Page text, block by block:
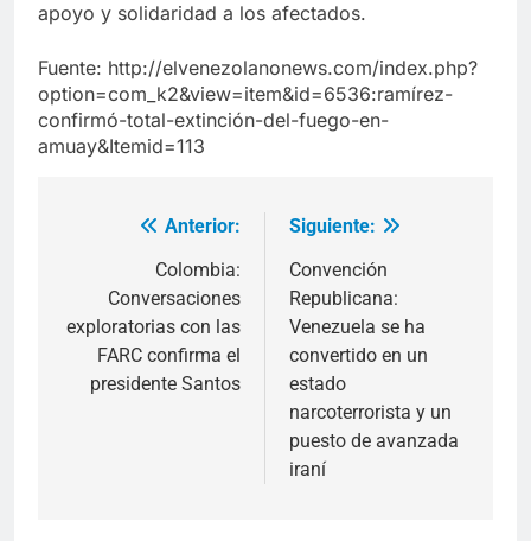
apoyo y solidaridad a los afectados.
Fuente: http://elvenezolanonews.com/index.php?
option=com_k2&view=item&id=6536:ramírez-
confirmó-total-extinción-del-fuego-en-
amuay&Itemid=113
Navegación
entradas
Anterior:
Colombia:
Conversaciones
exploratorias con las
FARC confirma el
presidente Santos
Siguiente:
Convención
Republicana:
Venezuela se ha
convertido en un
estado
narcoterrorista y un
puesto de avanzada
iraní